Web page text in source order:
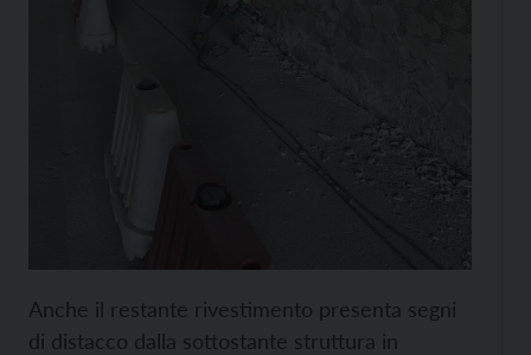
Anche il restante rivestimento presenta segni
di distacco dalla sottostante struttura in